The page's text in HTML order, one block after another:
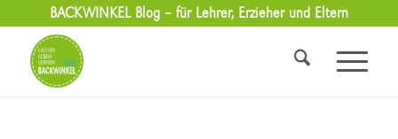
BACKWINKEL Blog – für Lehrer, Erzieher und Eltern